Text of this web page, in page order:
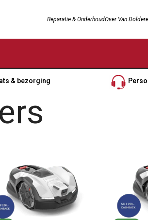
Reparatie & OnderhoudOver Van
& bezorging